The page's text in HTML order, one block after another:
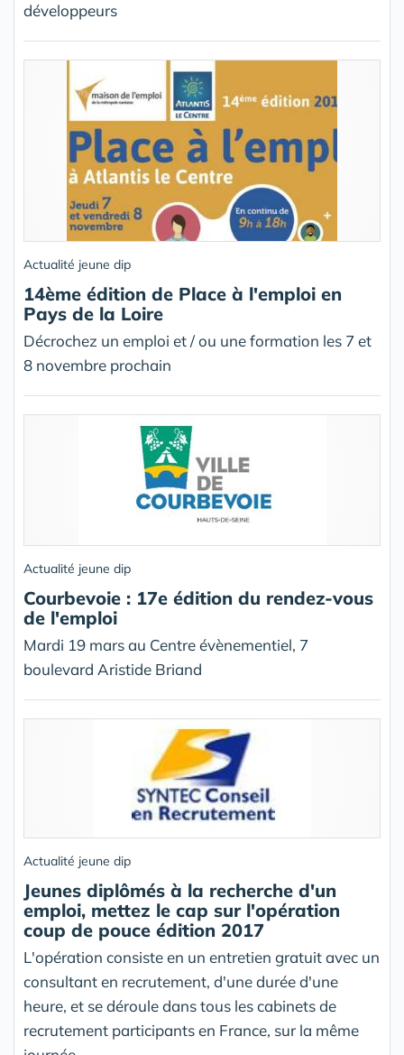
développeurs
Actualité jeune dip
14ème édition de Place à l'emploi en
Pays de la Loire
Décrochez un emploi et / ou une formation les 7 et
8 novembre prochain
Actualité jeune dip
Courbevoie : 17e édition du rendez-vous
de l'emploi
Mardi 19 mars au Centre évènementiel, 7
boulevard Aristide Briand
Actualité jeune dip
Jeunes diplômés à la recherche d'un
emploi, mettez le cap sur l'opération
coup de pouce édition 2017
L'opération consiste en un entretien gratuit avec un
consultant en recrutement, d'une durée d'une
heure, et se déroule dans tous les cabinets de
recrutement participants en France, sur la même